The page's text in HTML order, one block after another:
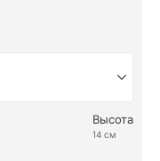
Высота
14 см